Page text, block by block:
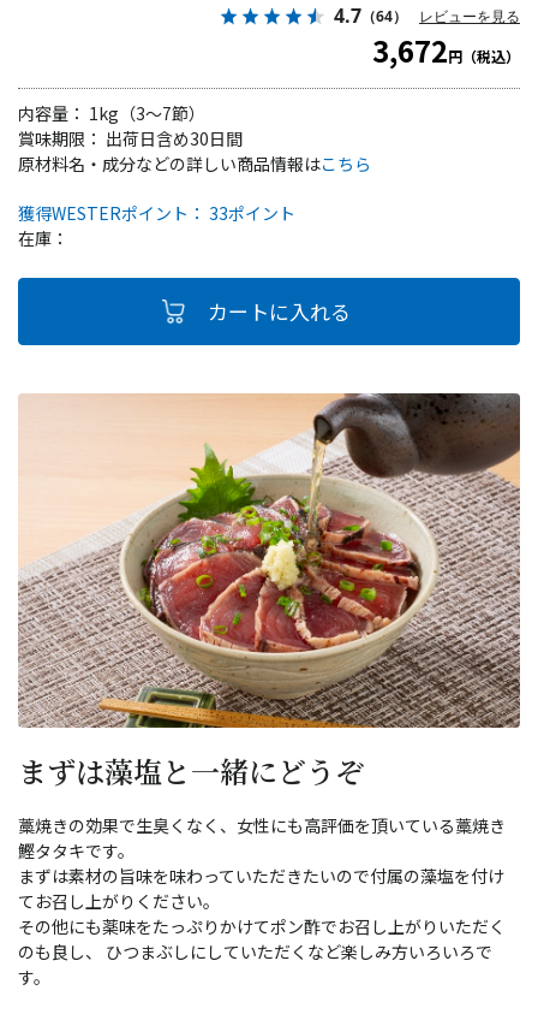
4.7 （64） レビューを見る
3,672円（税込）
内容量： 1kg（3～7節）
賞味期限： 出荷日含め30日間
獲得WESTERポイント： 33ポイント
在庫：
原材料名・成分などの詳しい商品情報はこちら
まずは藻塩と一緒にどうぞ
藁焼きの効果で生臭くなく、女性にも高評価を頂いている藁焼き
鰹タタキです。
まずは素材の旨味を味わっていただきたいので付属の藻塩を付け
てお召し上がりください。
その他にも薬味をたっぷりかけてポン酢でお召し上がりいただく
のも良し、 ひつまぶしにしていただくなど楽しみ方いろいろで
す。